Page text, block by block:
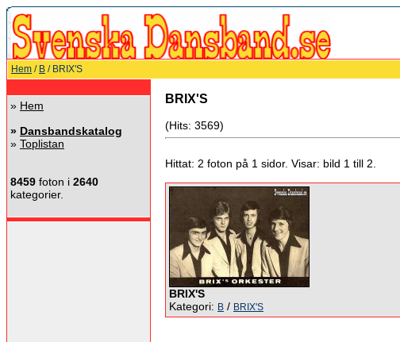
Hem / B / BRIX'S
» Hem
» Dansbandskatalog
» Toplistan
8459 foton i 2640
kategorier.
BRIX'S
(Hits: 3569)
Hittat: 2 foton på 1 sidor. Visar: bild 1 till 2.
BRIX'S
Kategori: B / BRIX'S